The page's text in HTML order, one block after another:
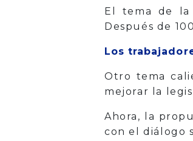
El tema de la
Después de
Los
Otro tema
mejorar la
Ahora, la
con el diálogo